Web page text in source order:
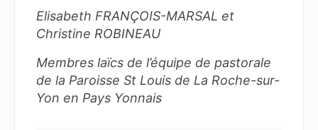
Elisabeth FRANÇOIS-MARSAL et
Christine ROBINEAU
Membres laïcs de l’équipe de pastorale
de la Paroisse St Louis de La Roche-sur-
Yon en Pays Yonnais